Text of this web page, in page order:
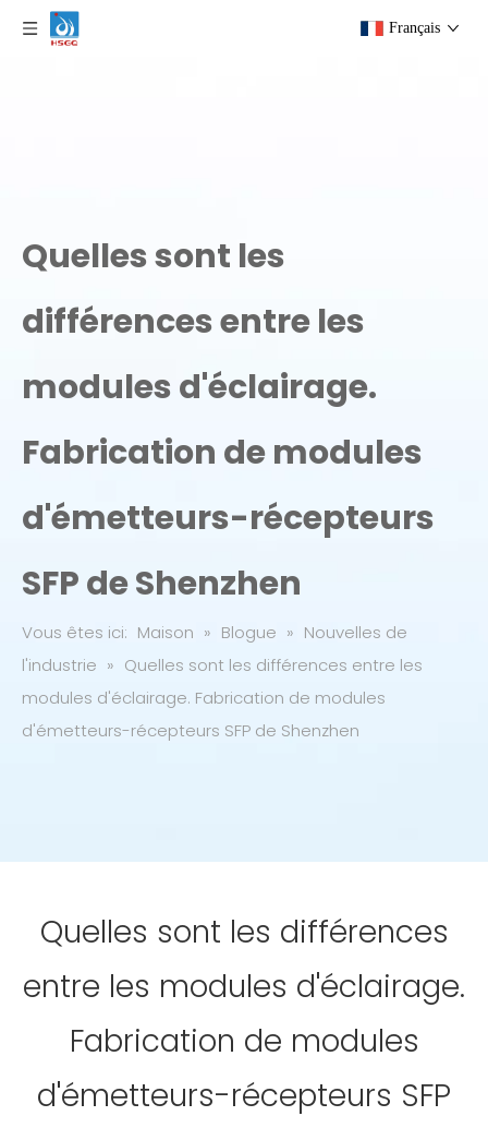
Français
Quelles sont les
différences entre les
modules d'éclairage.
Fabrication de modules
d'émetteurs-récepteurs
SFP de Shenzhen
Vous êtes ici: Maison » Blogue » Nouvelles de
l'industrie » Quelles sont les différences entre les
modules d'éclairage. Fabrication de modules
d'émetteurs-récepteurs SFP de Shenzhen
Quelles sont les différences
entre les modules d'éclairage.
Fabrication de modules
d'émetteurs-récepteurs SFP